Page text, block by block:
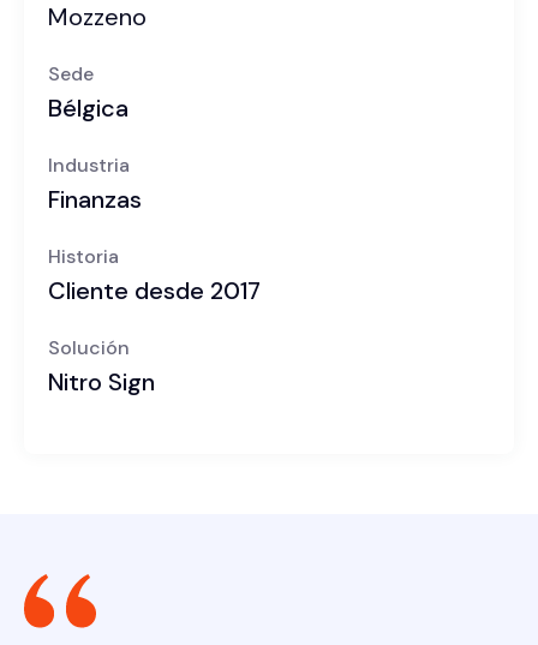
Mozzeno
Sede
Bélgica
Industria
Finanzas
Historia
Cliente desde 2017
Solución
Nitro Sign